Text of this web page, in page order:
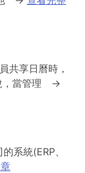
共享日曆時，
當管理
→
系統(ERP、